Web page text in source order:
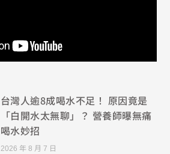
台灣人逾8成喝水不足！ 原因竟是
「白開水太無聊」？ 營養師曝無痛
喝水妙招
2026 年 8 月 7 日